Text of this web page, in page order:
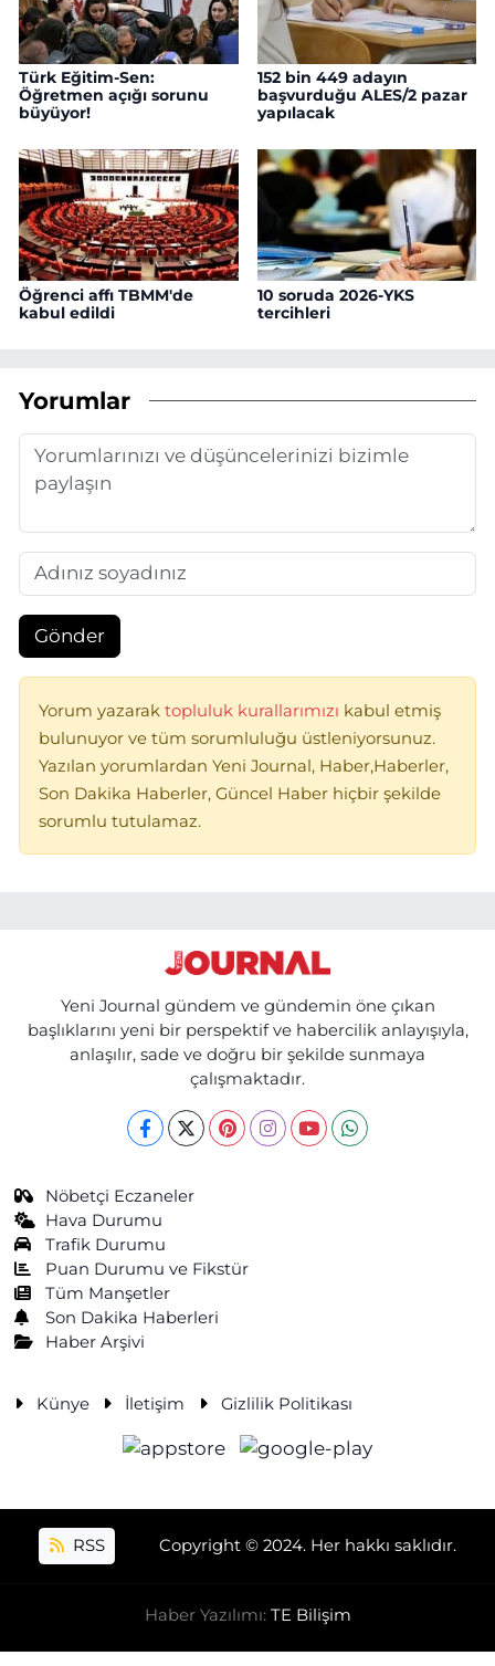
Türk Eğitim-Sen:
Öğretmen açığı sorunu
büyüyor!
152 bin 449 adayın
başvurduğu ALES/2 pazar
yapılacak
Öğrenci affı TBMM'de
kabul edildi
10 soruda 2026-YKS
tercihleri
Yorumlar
Gönder
Yorum yazarak topluluk kurallarımızı kabul etmiş
bulunuyor ve tüm sorumluluğu üstleniyorsunuz.
Yazılan yorumlardan Yeni Journal, Haber,Haberler,
Son Dakika Haberler, Güncel Haber hiçbir şekilde
sorumlu tutulamaz.
Yeni Journal gündem ve gündemin öne çıkan
başlıklarını yeni bir perspektif ve habercilik anlayışıyla,
anlaşılır, sade ve doğru bir şekilde sunmaya
çalışmaktadır.
Nöbetçi Eczaneler
Hava Durumu
Trafik Durumu
Puan Durumu ve Fikstür
Tüm Manşetler
Son Dakika Haberleri
Haber Arşivi
Künye İletişim Gizlilik Politikası
RSS Copyright © 2024. Her hakkı saklıdır.
Haber Yazılımı: TE Bilişim